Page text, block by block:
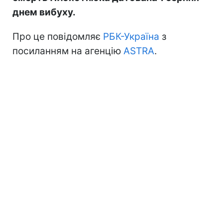
днем вибуху.
Про це повідомляє РБК-Україна з
посиланням на агенцію ASTRA.